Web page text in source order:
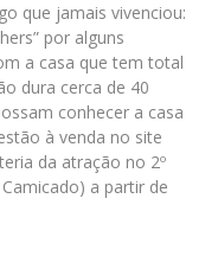
que jamais vivenciou:
por alguns
a casa que tem total
dura cerca de 40
conhecer a casa
à venda no site
da atração no 2º
a partir de